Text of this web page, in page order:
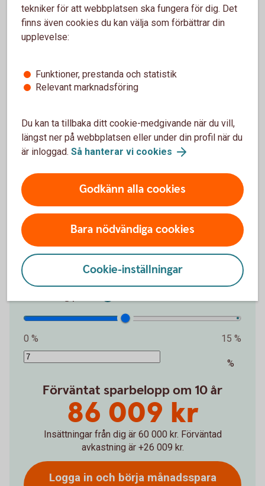
Belopp per månad
1 år
Startbelopp
0 kr 500 000 kr
0 % 15 %
%
Förväntat sparbelopp om 10 år
86 009 kr
Insättningar från dig är 60 000 kr. Förväntad
avkastning är +26 009 kr.
Logga in och börja månadsspara
tekniker för att webbplatsen ska fungera för dig. Det
finns även cookies du kan välja som förbättrar din
upplevelse:
Funktioner, prestanda och statistik
Relevant marknadsföring
Du kan ta tillbaka ditt cookie-medgivande när du vill,
längst ner på webbplatsen eller under din profil när du
är inloggad. Så hanterar vi cookies
Godkänn alla cookies
Bara nödvändiga cookies
Cookie-inställningar